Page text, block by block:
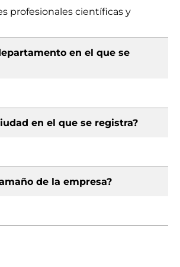
profesionales científicas y
en el que se
en el que se registra?
de la empresa?